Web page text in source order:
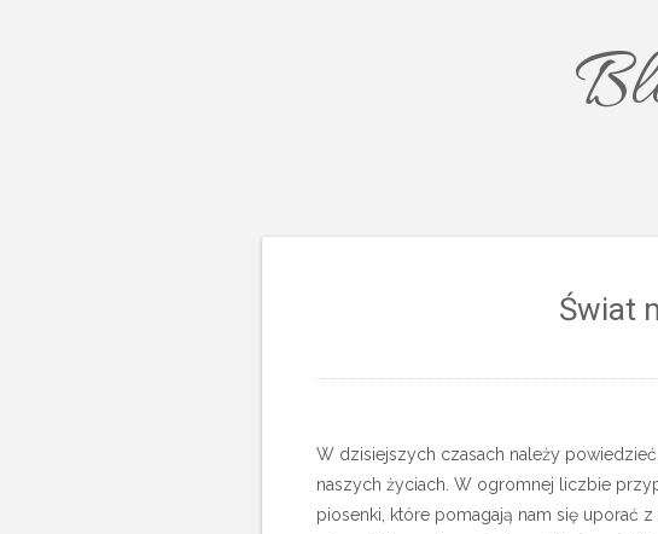
Świat
W dzisiejszych czasach należy
naszych życiach. W ogromnej liczbie
piosenki, które pomagają nam się uporać